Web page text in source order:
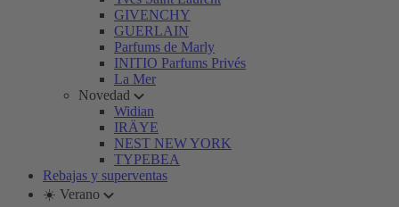
GIVENCHY
GUERLAIN
Parfums de Marly
INITIO Parfums Privés
La Mer
Novedad
Widian
IRÄYE
NEST NEW YORK
TYPEBEA
Rebajas y superventas
☀️ Verano